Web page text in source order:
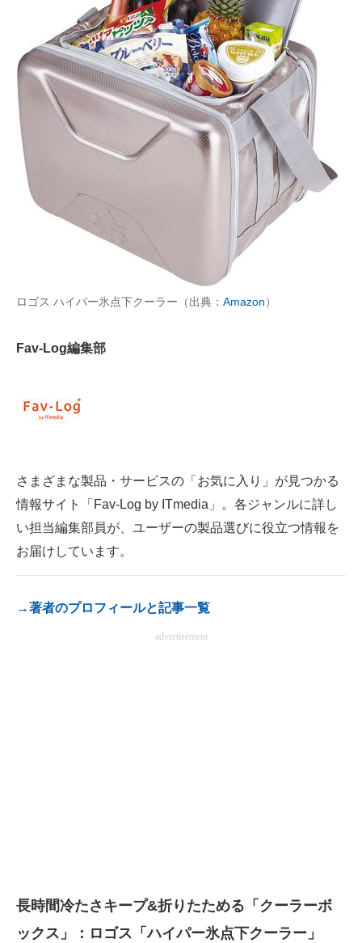
好きが集まる 比べて選べる
ビジネスと働き方のヒント
AI活用のいまが分かる
企業ITのトレンドを詳説
経営リーダーのコミュニティ
マーケ×ITの今がよく分かる
ITエンジニア向け専門サイト
企業向けIT製品の総合サイト
IT製品の技術・比較・事例
製造業のIT導入・活用を支援
エレクトロニクス専門サイト
エネルギーの専門メディア
ちょっと気になるネットの話題
ロゴス ハイパー氷点下クーラー（出典： Amazon）
Fav-Log編集部
さまざまな製品・サービスの「お気に入り」が見つかる
情報サイト「Fav-Log by ITmedia」。各ジャンルに詳し
い担当編集部員が、ユーザーの製品選びに役立つ情報を
お届けしています。
→著者のプロフィールと記事一覧
advertisement
長時間冷たさキープ&折りたためる「クーラーボ
ックス」：ロゴス「ハイパー氷点下クーラー」